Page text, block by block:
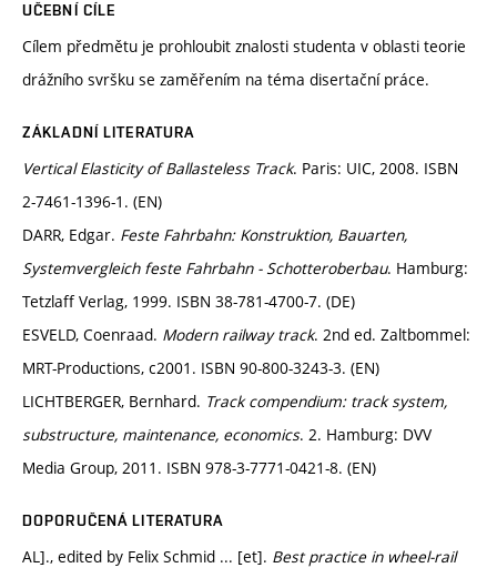
UČEBNÍ CÍLE
Cílem předmětu je prohloubit znalosti studenta v oblasti teorie
drážního svršku se zaměřením na téma disertační práce.
ZÁKLADNÍ LITERATURA
Vertical Elasticity of Ballasteless Track. Paris: UIC, 2008. ISBN
2-7461-1396-1. (EN)
DARR, Edgar. Feste Fahrbahn: Konstruktion, Bauarten,
Systemvergleich feste Fahrbahn - Schotteroberbau. Hamburg:
Tetzlaff Verlag, 1999. ISBN 38-781-4700-7. (DE)
ESVELD, Coenraad. Modern railway track. 2nd ed. Zaltbommel:
MRT-Productions, c2001. ISBN 90-800-3243-3. (EN)
LICHTBERGER, Bernhard. Track compendium: track system,
substructure, maintenance, economics. 2. Hamburg: DVV
Media Group, 2011. ISBN 978-3-7771-0421-8. (EN)
DOPORUČENÁ LITERATURA
AL]., edited by Felix Schmid ... [et]. Best practice in wheel-rail